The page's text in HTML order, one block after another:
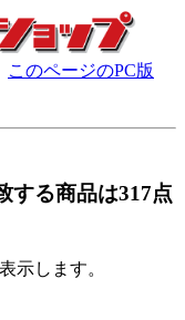
このページのPC版
する商品は317点
示します。